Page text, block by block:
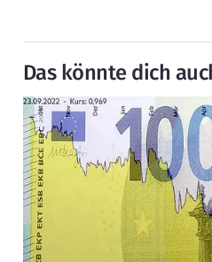
Das könnte dich